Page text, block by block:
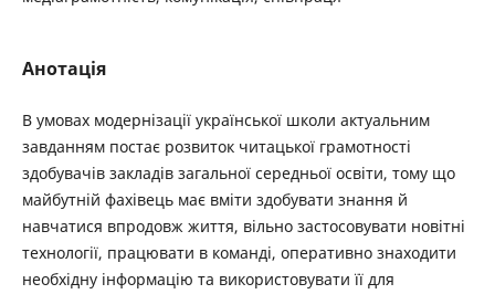
Анотація
В умовах модернізації української школи актуальним
завданням постає розвиток читацької грамотності
здобувачів закладів загальної середньої освіти, тому що
майбутній фахівець має вміти здобувати знання й
навчатися впродовж життя, вільно застосовувати новітні
технології, працювати в команді, оперативно знаходити
необхідну інформацію та використовувати її для